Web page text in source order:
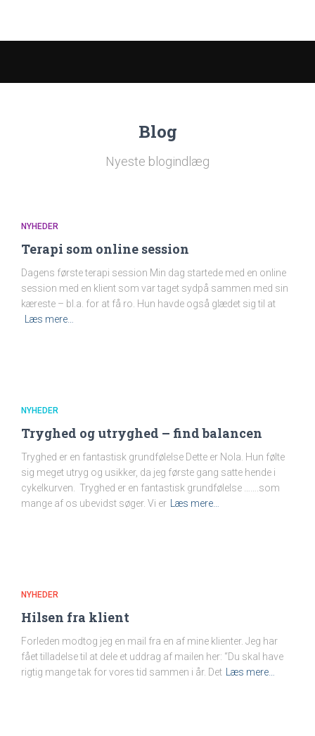
Blog
Nyeste blogindlæg
NYHEDER
Terapi som online session
Dagens første terapi session Min dag startede med en online
session med en klient som var taget sydpå sammen med sin
kæreste – bl.a. for at få ro. Hun havde også glædet sig til at
Læs mere…
NYHEDER
Tryghed og utryghed – find balancen
Tryghed er en fantastisk grundfølelse Dette er Nola. Hun følte
sig meget utryg og usikker, da jeg første gang satte hende i
cykelkurven. Tryghed er en fantastisk grundfølelse …….som
mange af os ubevidst søger. Vi er
Læs mere…
NYHEDER
Hilsen fra klient
Forleden modtog jeg en mail fra en af mine klienter. Jeg har
fået tilladelse til at dele et uddrag af mailen her: “Du skal have
rigtig mange tak for vores tid sammen i år. Det
Læs mere…